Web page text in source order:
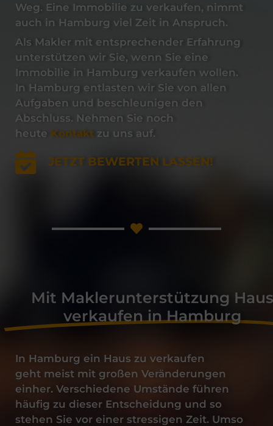
Weg. Eine Immobilie zu verkaufen, nimmt
auch in Hamburg viel Zeit in Anspruch.
Als Makler mit entsprechender Erfahrung
unterstützen wir Sie, wenn Sie eine
Immobilie in Hamburg verkaufen wollen.
In Hamburg entlasten wir Sie von allen
Aufgaben und beschleunigen den
Abschluss. Nehmen Sie noch
heute Kontakt zu uns auf.
JETZT BEWERTEN LASSEN!
Mit Maklerunterstützung Haus
verkaufen in Hamburg
In Hamburg ein Haus zu verkaufen
geht meist mit großen Veränderungen
einher. Verschiedene Umstände führen
häufig zu dieser Entscheidung und so
stehen Sie vor einer stressigen Zeit. Umso